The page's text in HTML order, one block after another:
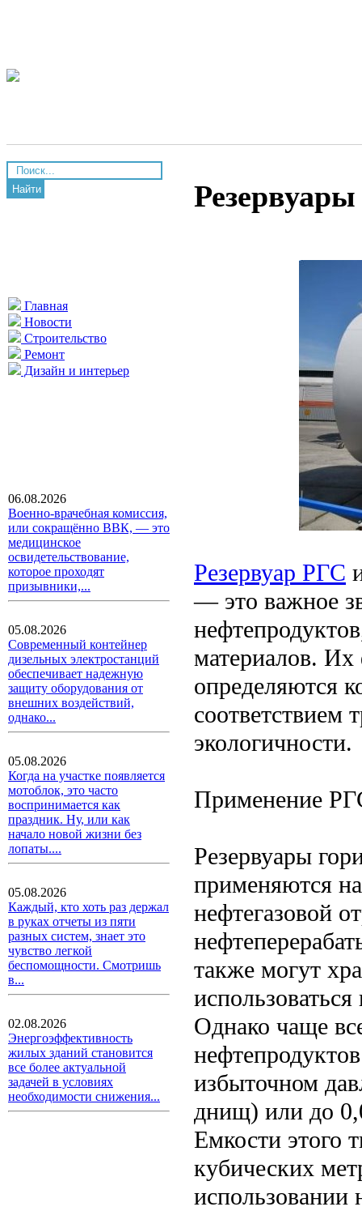
Найти
Главная
Новости
Строительство
Ремонт
Дизайн и интерьер
06.08.2026
Военно-врачебная комиссия,
или сокращённо ВВК, — это
медицинское
освидетельствование,
которое проходят
призывники,...
05.08.2026
Современный контейнер
дизельных электростанций
обеспечивает надежную
защиту оборудования от
внешних воздействий,
однако...
05.08.2026
Когда на участке появляется
мотоблок, это часто
воспринимается как
праздник. Ну, или как
начало новой жизни без
лопаты....
05.08.2026
Каждый, кто хоть раз держал
в руках отчеты из пяти
разных систем, знает это
чувство легкой
беспомощности. Смотришь
в...
02.08.2026
Энергоэффективность
жилых зданий становится
все более актуальной
задачей в условиях
необходимости снижения...
Резервуар РГС
— это важное
материалов. Их
определяются
соответствием
экологичности.
Применение
Резервуары
применяются
нефтегазовой
также могут
Однако чаще
избыточном
днищ) или до
Емкости этого
кубических
использовании